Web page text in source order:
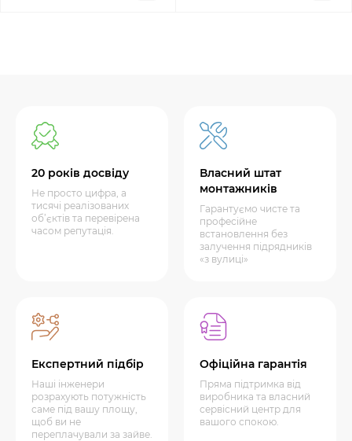
20 років досвіду
Не просто цифра, а
тисячі реалізованих
об’єктів та перевірена
часом репутація.
Власний штат
монтажників
Гарантуємо чисте та
професійне
встановлення без
залучення підрядників
«з вулиці»
Експертний підбір
Наші інженери
розрахують потужність
саме під вашу площу,
щоб ви не
переплачували за зайве.
Офіційна гарантія
Пряма підтримка від
виробника та власний
сервісний центр для
вашого спокою.